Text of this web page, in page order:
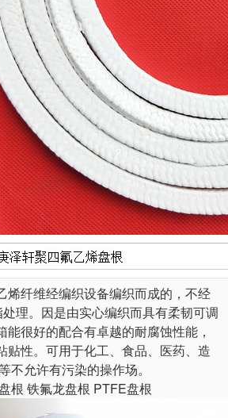
烯纤维经编织设备编织而成的，不经
理。因是由实心编织而具有柔韧可调
很好的配合有卓越的耐腐蚀性能，
贴性。可用于化工、食品、医药、造
不允许有污染的操作场。
根 铁氟龙盘根 PTFE盘根